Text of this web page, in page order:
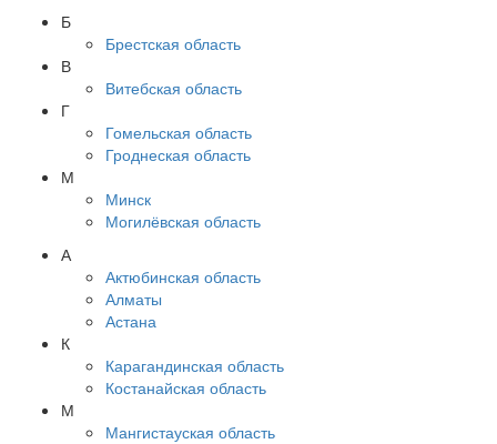
Б
Брестская область
В
Витебская область
Г
Гомельская область
Гроднеская область
М
Минск
Могилёвская область
А
Актюбинская область
Алматы
Астана
К
Карагандинская область
Костанайская область
М
Мангистауская область